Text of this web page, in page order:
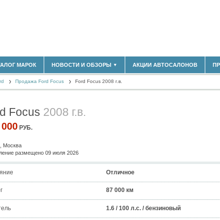
(14298)
МАРОК НОВОСТИ И ОБЗОРЫ ▼
НОВОСТИ РЫНКА
МАТЕРИАЛЫ ПАРТНЕРОВ
АКЦИИ АВТОСАЛОНОВ
Продажа Ford Focus Ford Focus 2008 г.в.
Focus 2008 г.в.
РУБ.
Москва
размещено 09 июля 2026
Отличное
87 000 км
1.6 / 100 л.с. / бензиновый